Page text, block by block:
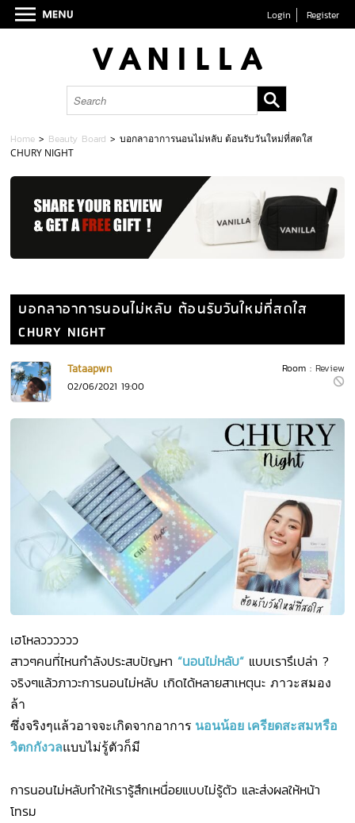
Login Register
Home > Beauty Board >บอกลาอาการนอนไม่หลับ ต้อนรับวันใหม่ที่สดใส
CHURY NIGHT
บอกลาอาการนอนไม่หลับ ต้อนรับวันใหม่ที่สดใส
CHURY NIGHT
Room : Review
Tataapwn
02/06/2021 19:00
เฮโหลวววววว
สาวๆคนที่ไหนกำลังประสบปัญหา “นอนไม่หลับ“ แบบเรารึเปล่า ?
จริงๆแล้วภาวะการนอนไม่หลับ เกิดได้หลายสาเหตุนะภาวะสมอง
ล้า
ซึ่งจริงๆแล้วอาจจะเกิดจากอาการ นอนน้อย เครียดสะสมหรือ
วิตกกังวลแบบไม่รู้ตัวก็มี
การนอนไม่หลับทำให้เรารู้สึกเหนื่อยแบบไม่รู้ตัว และส่งผลให้หน้า
โทรม